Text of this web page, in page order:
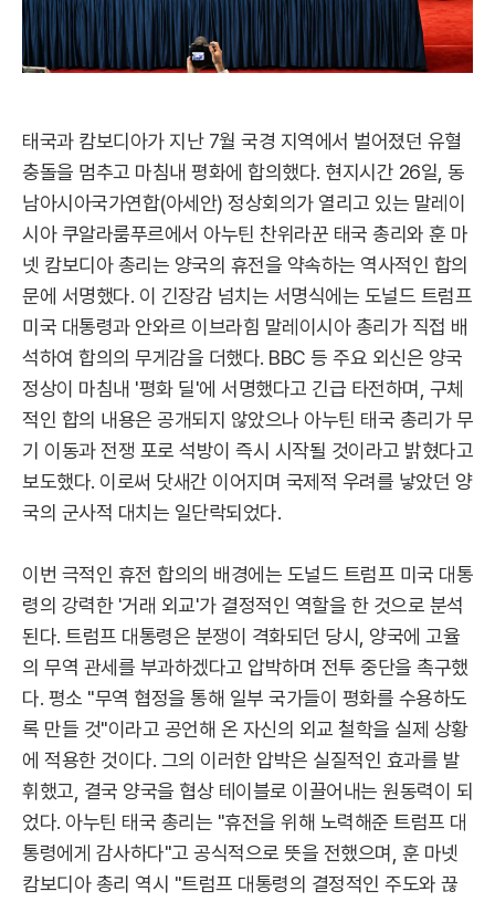
태국과 캄보디아가 지난 7월 국경 지역에서 벌어졌던 유혈
충돌을 멈추고 마침내 평화에 합의했다. 현지시간 26일, 동
남아시아국가연합(아세안) 정상회의가 열리고 있는 말레이
시아 쿠알라룸푸르에서 아누틴 찬위라꾼 태국 총리와 훈 마
넷 캄보디아 총리는 양국의 휴전을 약속하는 역사적인 합의
문에 서명했다. 이 긴장감 넘치는 서명식에는 도널드 트럼프
미국 대통령과 안와르 이브라힘 말레이시아 총리가 직접 배
석하여 합의의 무게감을 더했다. BBC 등 주요 외신은 양국
정상이 마침내 '평화 딜'에 서명했다고 긴급 타전하며, 구체
적인 합의 내용은 공개되지 않았으나 아누틴 태국 총리가 무
기 이동과 전쟁 포로 석방이 즉시 시작될 것이라고 밝혔다고
보도했다. 이로써 닷새간 이어지며 국제적 우려를 낳았던 양
국의 군사적 대치는 일단락되었다.
이번 극적인 휴전 합의의 배경에는 도널드 트럼프 미국 대통
령의 강력한 '거래 외교'가 결정적인 역할을 한 것으로 분석
된다. 트럼프 대통령은 분쟁이 격화되던 당시, 양국에 고율
의 무역 관세를 부과하겠다고 압박하며 전투 중단을 촉구했
다. 평소 "무역 협정을 통해 일부 국가들이 평화를 수용하도
록 만들 것"이라고 공언해 온 자신의 외교 철학을 실제 상황
에 적용한 것이다. 그의 이러한 압박은 실질적인 효과를 발
휘했고, 결국 양국을 협상 테이블로 이끌어내는 원동력이 되
었다. 아누틴 태국 총리는 "휴전을 위해 노력해준 트럼프 대
통령에게 감사하다"고 공식적으로 뜻을 전했으며, 훈 마넷
캄보디아 총리 역시 "트럼프 대통령의 결정적인 주도와 끊